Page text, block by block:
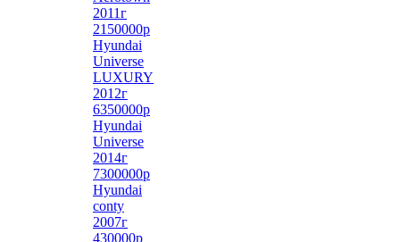
2011г
2150000р
Hyundai
Universe
LUXURY
2012г
6350000р
Hyundai
Universe
2014г
7300000р
Hyundai
conty
2007г
430000р